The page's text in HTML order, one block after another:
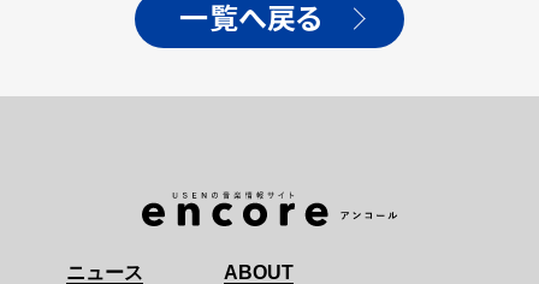
一覧へ戻る
ニュース ABOUT